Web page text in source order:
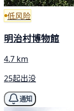
低风险
明治村博物館
4.7 km
25起出没
通知